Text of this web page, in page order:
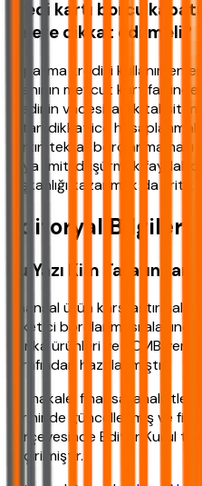
Kredi kartı borcu
nelere dikkat edilmeli?
Kapatma kredisi kullanırken
oranının mevcut kart
kredinin vadesi, aylık taksit
tutarı dikkatlice
kartın tekrar
veya limiti düşürmek faydalı
alışkanlığı kazanmak da kritik
Editoryal Bilgiler
Bu Yazı Kim Tarafından
Finansal ürün
tüketici borçlanması
banka ürünleri ve TCMB
tarafından hazırlanmıştır.
Bu makale, finansal
tarihinde güncellenmiş ve
çerçevesinde Editör Kurul
geçirilmiştir.